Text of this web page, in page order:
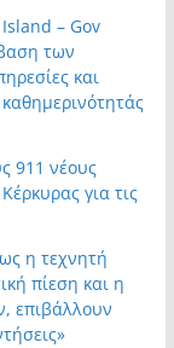
– Gov
των
και
911 νέους
για τις
η τεχνητή
πίεση και η
επιβάλλουν